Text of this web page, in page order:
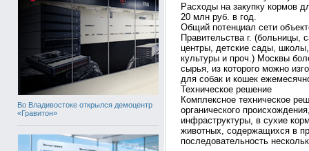
Во Владивостоке открылся демоцентр
«Гравитон»
Расходы на закупку кормов
20 млн руб. в год.
Общий потенциал сети
Правительства г. (больницы,
центры, детские сады,
культуры и проч.) Москвы
сырья, из которого можно
для собак и кошек
Техническое решение
Комплексное техническое
органического
инфраструктуры, в сухие
животных, содержащихся в
последовательность